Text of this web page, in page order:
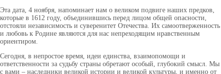
Эта дата, 4 ноября, напоминает нам о великом подвиге наших предков,
которые в 1612 году, объединившись перед лицом общей опасности,
отстояли независимость и суверенитет Отечества. Их самоотверженность
и любовь к Родине являются для нас непреходящим нравственным
ориентиром.
Сегодня, в непростое время, идеи единства, взаимопомощи и
ответственности за судьбу страны обретают особый, глубокий смысл. Мы
с вами – наследники великой истории и великой культуры, и именно от